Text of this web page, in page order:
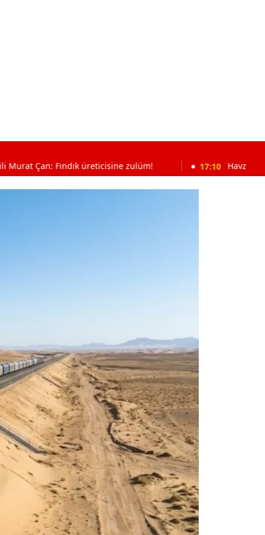
üreticisine zulüm! 17:10 Havza’da